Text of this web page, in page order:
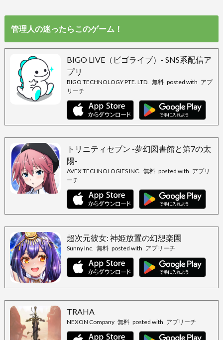
管理人の迷ったらこのゲーム！
BIGO LIVE（ビゴライブ）- SNS系配信ア
プリ
BIGO TECHNOLOGY PTE. LTD. 無料 posted with アプ
リーチ
トリニティセブン -夢幻図書館と第7の太
陽-
AVEX TECHNOLOGIES INC. 無料 posted with アプリ
ーチ
超次元彼女: 神姫放置の幻想楽園
Sunny Inc. 無料 posted with アプリーチ
TRAHA
NEXON Company 無料 posted with アプリーチ